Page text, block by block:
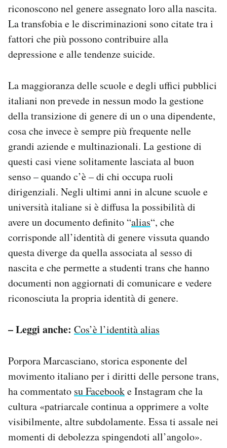
riconoscono nel genere assegnato loro alla nascita.
La transfobia e le discriminazioni sono citate tra i
fattori che più possono contribuire alla
depressione e alle tendenze suicide.
La maggioranza delle scuole e degli uffici pubblici
italiani non prevede in nessun modo la gestione
della transizione di genere di un o una dipendente,
cosa che invece è sempre più frequente nelle
grandi aziende e multinazionali. La gestione di
questi casi viene solitamente lasciata al buon
senso – quando c’è – di chi occupa ruoli
dirigenziali. Negli ultimi anni in alcune scuole e
università italiane si è diffusa la possibilità di
avere un documento definito “alias“, che
corrisponde all’identità di genere vissuta quando
questa diverge da quella associata al sesso di
nascita e che permette a studenti trans che hanno
documenti non aggiornati di comunicare e vedere
riconosciuta la propria identità di genere.
– Leggi anche: Cos’è l’identità alias
Porpora Marcasciano, storica esponente del
movimento italiano per i diritti delle persone trans,
ha commentato su Facebooke Instagram che la
cultura «patriarcale continua a opprimere a volte
visibilmente, altre subdolamente. Essa ti assale nei
momenti di debolezza spingendoti all’angolo».